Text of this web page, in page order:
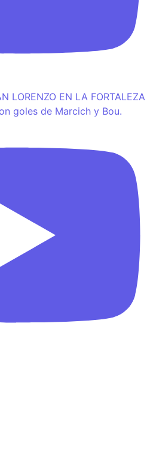
LORENZO EN LA FORTALEZA
goles de Marcich y Bou.